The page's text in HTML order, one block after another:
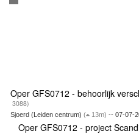
Oper GFS0712 - behoorlijk
3088)
Sjoerd (Leiden centrum) ( 13m) -- 07-07-
Oper GFS0712 - project